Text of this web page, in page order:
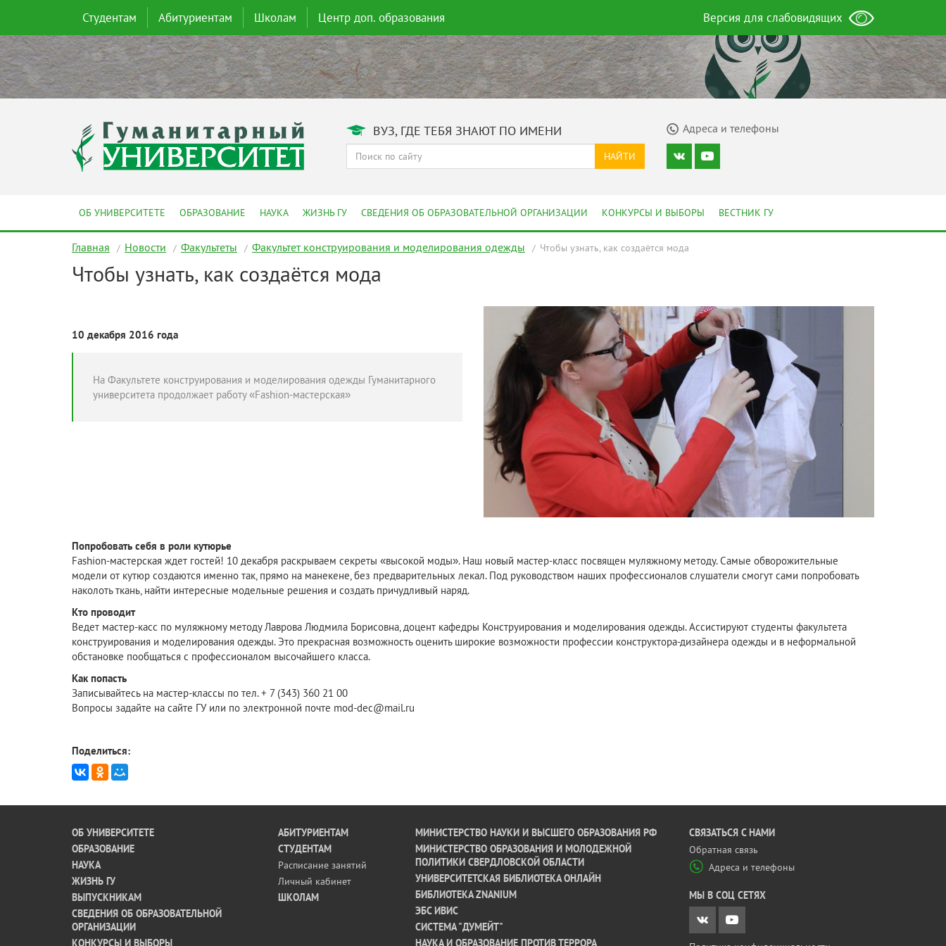
Студентам Абитуриентам Школам Центр доп. образования Версия для слабовидящих
ВУЗ, ГДЕ ТЕБЯ ЗНАЮТ ПО ИМЕНИ Адреса и телефоны
НАЙТИ
ОБ УНИВЕРСИТЕТЕ ОБРАЗОВАНИЕ НАУКА ЖИЗНЬ ГУ СВЕДЕНИЯ ОБ ОБРАЗОВАТЕЛЬНОЙ ОРГАНИЗАЦИИ КОНКУРСЫ И ВЫБОРЫ ВЕСТНИК ГУ
Главная Новости Факультеты Факультет конструирования и моделирования одежды Чтобы узнать, как создаётся мода
Чтобы узнать, как создаётся мода
10 декабря 2016 года
На Факультете конструирования и моделирования одежды Гуманитарного
университета продолжает работу «Fashion-мастерская»
Попробовать себя в роли кутюрье
Fashion-мастерская ждет гостей! 10 декабря раскрываем секреты «высокой моды». Наш новый мастер-класс посвящен муляжному методу. Самые обворожительные
модели от кутюр создаются именно так, прямо на манекене, без предварительных лекал. Под руководством наших профессионалов слушатели смогут сами попробовать
наколоть ткань, найти интересные модельные решения и создать причудливый наряд.
Кто проводит
Ведет мастер-касс по муляжному методу Лаврова Людмила Борисовна, доцент кафедры Конструирования и моделирования одежды. Ассистируют студенты факультета
конструирования и моделирования одежды. Это прекрасная возможность оценить широкие возможности профессии конструктора-дизайнера одежды и в неформальной
обстановке пообщаться с профессионалом высочайшего класса.
Как попасть
Записывайтесь на мастер-классы по тел. + 7 (343) 360 21 00
Вопросы задайте на сайте ГУ или по электронной почте mod-dec@mail.ru
Поделиться:
ОБ УНИВЕРСИТЕТЕ
ОБРАЗОВАНИЕ
НАУКА
ЖИЗНЬ ГУ
ВЫПУСКНИКАМ
СВЕДЕНИЯ ОБ ОБРАЗОВАТЕЛЬНОЙ
ОРГАНИЗАЦИИ
КОНКУРСЫ И ВЫБОРЫ
АБИТУРИЕНТАМ
СТУДЕНТАМ
Расписание занятий
Личный кабинет
ШКОЛАМ
МИНИСТЕРСТВО НАУКИ И ВЫСШЕГО ОБРАЗОВАНИЯ РФ
МИНИСТЕРСТВО ОБРАЗОВАНИЯ И МОЛОДЕЖНОЙ
ПОЛИТИКИ СВЕРДЛОВСКОЙ ОБЛАСТИ
УНИВЕРСИТЕТСКАЯ БИБЛИОТЕКА ОНЛАЙН
БИБЛИОТЕКА ZNANIUM
ЭБС ИВИС
СИСТЕМА "ДУМЕЙТ"
НАУКА И ОБРАЗОВАНИЕ ПРОТИВ ТЕРРОРА
CВЯЗАТЬСЯ С НАМИ
Обратная связь
Адреса и телефоны
МЫ В СОЦ СЕТЯХ